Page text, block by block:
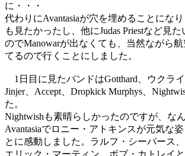
に・・・
代わりにAvantasiaが穴を埋めることになり
も見たかったし、他にJudas Priestなど見
のでManowarが出なくても、当然ながら
てるので行くことにしました。
1日目に見たバンドはGotthard、ウクラ
Jinjer、Accept、Dropkick Murphys、
た。
Nightwishも素晴らしかったのですが、な
Avantasiaでロニー・アトキンスが元気な
とに感動しました。ラルフ・シーパース